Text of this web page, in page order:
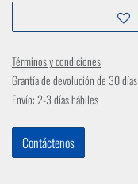
Términos y condiciones
Grantía de devolución de 30 días
Envío: 2-3 días hábiles
Contáctenos